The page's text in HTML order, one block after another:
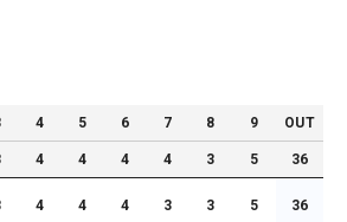
4 5 6 7 8 9 OUT
4 4 4 4 3 5 36
4 4 4 3 3 5 36